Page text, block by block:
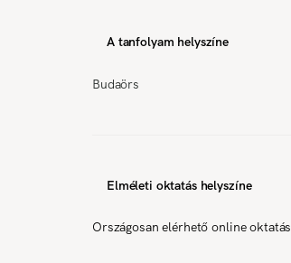
A tanfolyam helyszíne
Budaörs
Elméleti oktatás helyszíne
Országosan elérhető online oktatás